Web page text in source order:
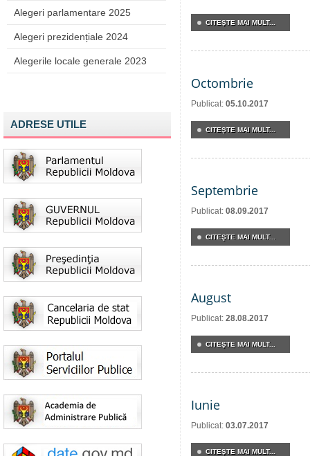
Alegeri parlamentare 2025
Alegeri prezidențiale 2024
Alegerile locale generale 2023
ADRESE UTILE
CITEŞTE MAI MULT...
Octombrie
Publicat: 05.10.2017
CITEŞTE MAI MULT...
Septembrie
Publicat: 08.09.2017
CITEŞTE MAI MULT...
August
Publicat: 28.08.2017
CITEŞTE MAI MULT...
Iunie
Publicat: 03.07.2017
CITEŞTE MAI MULT...